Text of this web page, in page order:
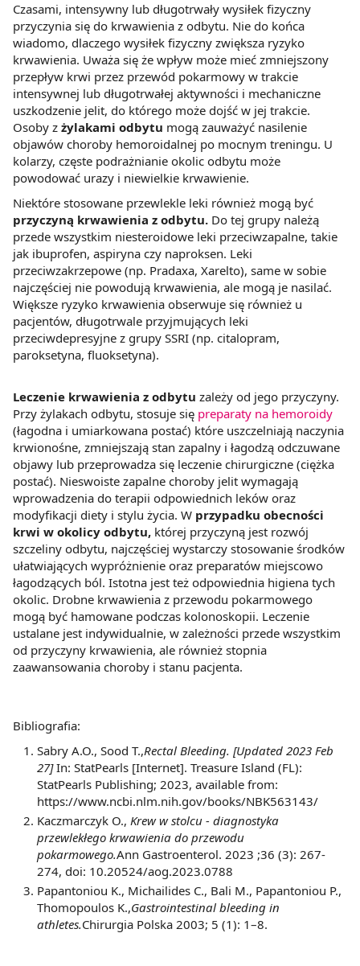
Czasami, intensywny lub długotrwały wysiłek fizyczny
przyczynia się do krwawienia z odbytu. Nie do końca
wiadomo, dlaczego wysiłek fizyczny zwiększa ryzyko
krwawienia. Uważa się że wpływ może mieć zmniejszony
przepływ krwi przez przewód pokarmowy w trakcie
intensywnej lub długotrwałej aktywności i mechaniczne
uszkodzenie jelit, do którego może dojść w jej trakcie.
Osoby z żylakami odbytu mogą zauważyć nasilenie
objawów choroby hemoroidalnej po mocnym treningu. U
kolarzy, częste podrażnianie okolic odbytu może
powodować urazy i niewielkie krwawienie.
Niektóre stosowane przewlekle leki również mogą być
przyczyną krwawienia z odbytu. Do tej grupy należą
przede wszystkim niesteroidowe leki przeciwzapalne, takie
jak ibuprofen, aspiryna czy naproksen. Leki
przeciwzakrzepowe (np. Pradaxa, Xarelto), same w sobie
najczęściej nie powodują krwawienia, ale mogą je nasilać.
Większe ryzyko krwawienia obserwuje się również u
pacjentów, długotrwale przyjmujących leki
przeciwdepresyjne z grupy SSRI (np. citalopram,
paroksetyna, fluoksetyna).
Leczenie krwawienia z odbytu zależy od jego przyczyny.
Przy żylakach odbytu, stosuje się preparaty na hemoroidy
(łagodna i umiarkowana postać) które uszczelniają naczynia
krwionośne, zmniejszają stan zapalny i łagodzą odczuwane
objawy lub przeprowadza się leczenie chirurgiczne (ciężka
postać). Nieswoiste zapalne choroby jelit wymagają
wprowadzenia do terapii odpowiednich leków oraz
modyfikacji diety i stylu życia. W przypadku obecności
krwi w okolicy odbytu, której przyczyną jest rozwój
szczeliny odbytu, najczęściej wystarczy stosowanie środków
ułatwiających wypróżnienie oraz preparatów miejscowo
łagodzących ból. Istotna jest też odpowiednia higiena tych
okolic. Drobne krwawienia z przewodu pokarmowego
mogą być hamowane podczas kolonoskopii. Leczenie
ustalane jest indywidualnie, w zależności przede wszystkim
od przyczyny krwawienia, ale również stopnia
zaawansowania choroby i stanu pacjenta.
Bibliografia:
Sabry A.O., Sood T.,Rectal Bleeding. [Updated 2023 Feb
27]In: StatPearls [Internet]. Treasure Island (FL):
StatPearls Publishing; 2023, available from:
https://www.ncbi.nlm.nih.gov/books/NBK563143/
Kaczmarczyk O., Krew w stolcu - diagnostyka
przewlekłego krwawienia do przewodu
pokarmowego.Ann Gastroenterol. 2023 ;36 (3): 267-
274, doi: 10.20524/aog.2023.0788
Papantoniou K., Michailides C., Bali M., Papantoniou P.,
Thomopoulos K.,Gastrointestinal bleeding in
athletes.Chirurgia Polska 2003; 5 (1): 1–8.